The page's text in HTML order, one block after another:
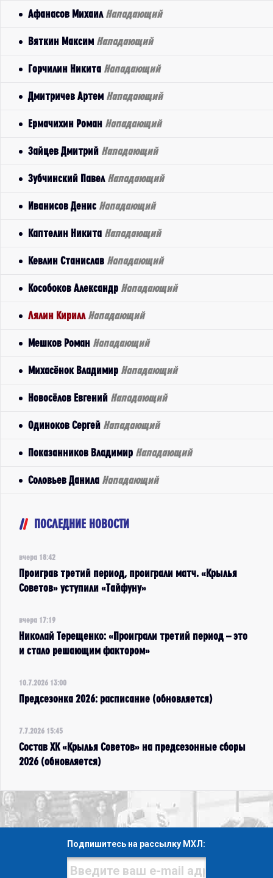
Афанасов Михаил Нападающий
Вяткин Максим Нападающий
Горчилин Никита Нападающий
Дмитричев Артем Нападающий
Ермачихин Роман Нападающий
Зайцев Дмитрий Нападающий
Зубчинский Павел Нападающий
Иванисов Денис Нападающий
Каптелин Никита Нападающий
Кевлин Станислав Нападающий
Кособоков Александр Нападающий
Лялин Кирилл Нападающий
Мешков Роман Нападающий
Михасёнок Владимир Нападающий
Новосёлов Евгений Нападающий
Одиноков Сергей Нападающий
Показанников Владимир Нападающий
Соловьев Данила Нападающий
ПОСЛЕДНИЕ НОВОСТИ
вчера 18:42
Проиграв третий период, проиграли матч. «Крылья
Советов» уступили «Тайфуну»
вчера 17:19
Николай Терещенко: «Проиграли третий период – это
и стало решающим фактором»
10.7.2026 13:00
Предсезонка 2026: расписание (обновляется)
7.7.2026 15:45
Состав ХК «Крылья Советов» на предсезонные сборы
2026 (обновляется)
Подпишитесь на рассылку МХЛ: